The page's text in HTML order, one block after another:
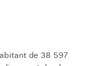
de 38 597